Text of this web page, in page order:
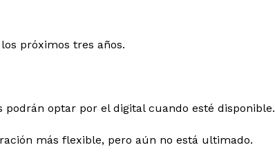
próximos tres años.
optar por el digital cuando esté disponible.
más flexible, pero aún no está ultimado.